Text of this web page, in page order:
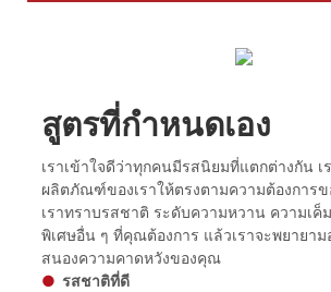
สูตรที่กำหนดเอง
เราเข้าใจดีว่าทุกคนมีรสนิยมที่แตกต่างกัน เ
ผลิตภัณฑ์ของเราให้ตรงตามความต้องการ
เราทราบรสชาติ ระดับความหวาน ความเค็
พิเศษอื่น ๆ ที่คุณต้องการ แล้วเราจะพยายาม
สนองความคาดหวังของคุณ
● รสชาติที่ดี